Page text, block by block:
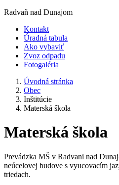
Radvaň nad Dunajom
Kontakt
Úradná tabula
Ako vybaviť
Zvoz odpadu
Fotogaléria
Úvodná stránka
Obec
Inštitúcie
Materská škola
Materská škola
Prevádzka MŠ v Radvani nad
neúcelovej budove s vyucovacím
triedach.